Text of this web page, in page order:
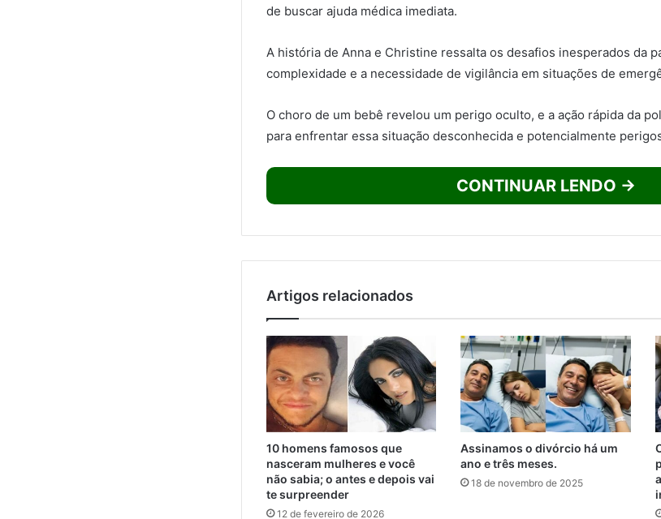
de buscar ajuda médica imediata.
A história de Anna e Christine ressalta os desafios inesperados da
complexidade e a necessidade de vigilância em situações de
O choro de um bebê revelou um perigo oculto, e a ação rápida da
para enfrentar essa situação desconhecida e potencialmente
CONTINUAR LENDO →
Artigos relacionados
10 homens famosos que
nasceram mulheres e você
não sabia; o antes e depois vai
te surpreender
12 de fevereiro de 2026
Assinamos o divórcio há um
ano e três meses.
18 de novembro de 2025